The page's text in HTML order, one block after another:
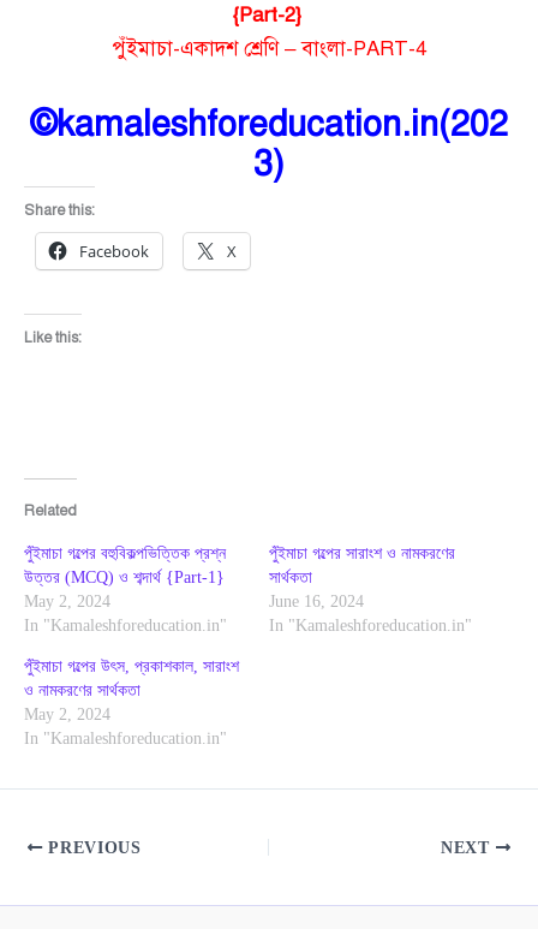
{Part-2}
পুঁইমাচা-একাদশ শ্রেণি – বাংলা-PART-4
©kamaleshforeducation.in(202
3)
Share this:
Facebook X
Like this:
Related
পুঁইমাচা গল্পের বহুবিকল্পভিত্তিক প্রশ্ন
উত্তর (MCQ) ও শব্দার্থ {Part-1}
May 2, 2024
In "Kamaleshforeducation.in"
পুঁইমাচা গল্পের সারাংশ ও নামকরণের
সার্থকতা
June 16, 2024
In "Kamaleshforeducation.in"
পুঁইমাচা গল্পের উৎস, প্রকাশকাল, সারাংশ
ও নামকরণের সার্থকতা
May 2, 2024
In "Kamaleshforeducation.in"
PREVIOUS NEXT